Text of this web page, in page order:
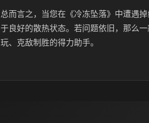
总而言之，当您在《冷冻坠落》中遭遇
于良好的散热状态。若问题依旧，那么
玩、克敌制胜的得力助手。